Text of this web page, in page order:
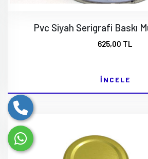
Pvc Siyah Serigrafi Baskı
625,00 TL
İNCELE